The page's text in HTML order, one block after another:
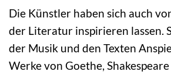
Die Künstler haben sich auch
der Literatur inspirieren lassen.
der Musik und den Texten
Werke von Goethe,